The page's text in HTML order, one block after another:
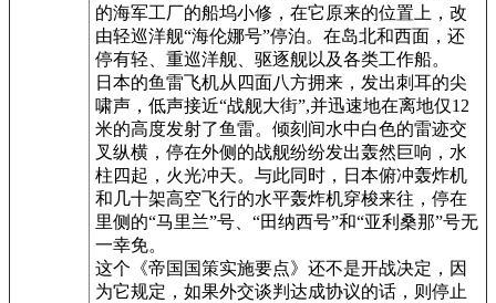
的海军工厂的船坞小修，在它原来的位置上，改
由轻巡洋舰“海伦娜号”停泊。在岛北和西面，还
停有轻、重巡洋舰、驱逐舰以及各类工作船。
日本的鱼雷飞机从四面八方拥来，发出刺耳的尖
啸声，低声接近“战舰大街”,并迅速地在离地仅12
米的高度发射了鱼雷。倾刻间水中白色的雷迹交
叉纵横，停在外侧的战舰纷纷发出轰然巨响，水
柱四起，火光冲天。与此同时，日本俯冲轰炸机
和几十架高空飞行的水平轰炸机穿梭来往，停在
里侧的“马里兰”号、“田纳西号”和“亚利桑那”号无
一幸免。
这个《帝国国策实施要点》还不是开战决定，因
为它规定，如果外交谈判达成协议的话，则停止